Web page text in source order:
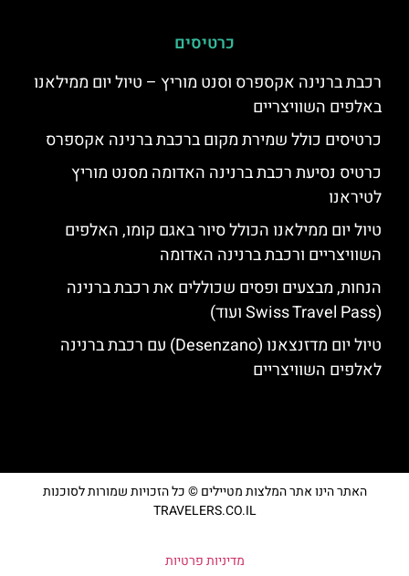
כרטיסים
רכבת ברנינה אקספרס וסנט מוריץ – טיול יום ממילאנו
באלפים השוויצריים
כרטיסים כולל שמירת מקום ברכבת ברנינה אקספרס
כרטיס נסיעת רכבת ברנינה האדומה מסנט מוריץ
לטיראנו
טיול יום ממילאנו הכולל סיור באגם קומו, האלפים
השוויצריים ורכבת ברנינה האדומה
הנחות, מבצעים ופסים שכוללים את רכבת ברנינה
(Swiss Travel Pass ועוד)
טיול יום מדזנצאנו (Desenzano) עם רכבת ברנינה
לאלפים השוויצריים
האתר הינו אתר המלצות מטיילים © כל הזכויות שמורות לסוכנות
TRAVELERS.CO.IL
מדיניות פרטיות